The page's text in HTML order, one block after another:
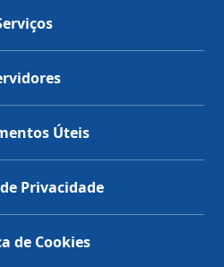
Úteis
Privacidade
de Cookies